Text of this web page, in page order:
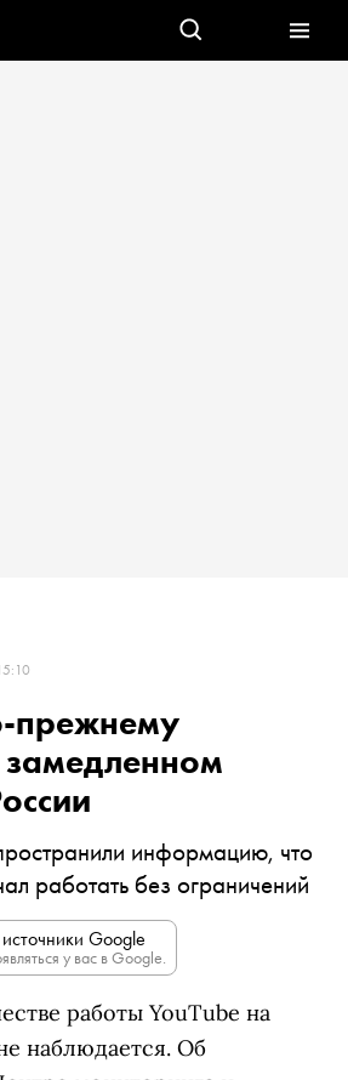
прежнему
замедленном
информацию, что
работать без ограничений
Google
у вас в Google.
работы YouTube на
наблюдается. Об